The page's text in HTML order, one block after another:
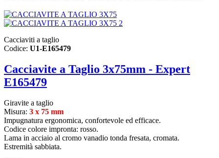
Cacciaviti a taglio
Codice: U1-E165479
Cacciavite a Taglio 3x75mm - Expert
E165479
Giravite a taglio
Misura: 3 x 75 mm
Impugnatura ergonomica, confortevole ed efficace.
Codice colore impronta: rosso.
Lama in acciaio al cromo vanadio tonda fresata, cromata.
Estremità sabbiata.